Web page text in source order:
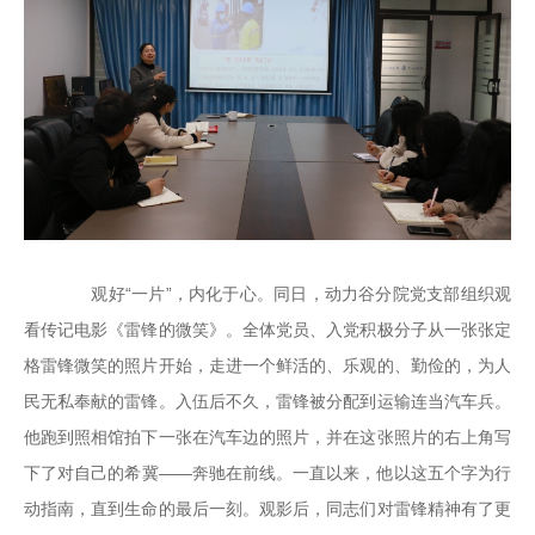
观好“一片”，内化于心。同日，动力谷分院党支部组织观
看传记电影《雷锋的微笑》。全体党员、入党积极分子从一张张定
格雷锋微笑的照片开始，走进一个鲜活的、乐观的、勤俭的，为人
民无私奉献的雷锋。入伍后不久，雷锋被分配到运输连当汽车兵。
他跑到照相馆拍下一张在汽车边的照片，并在这张照片的右上角写
下了对自己的希冀——奔驰在前线。一直以来，他以这五个字为行
动指南，直到生命的最后一刻。观影后，同志们对雷锋精神有了更